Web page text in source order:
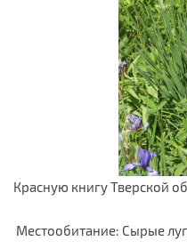
Красную книгу Тверской
Местообитание: Сырые